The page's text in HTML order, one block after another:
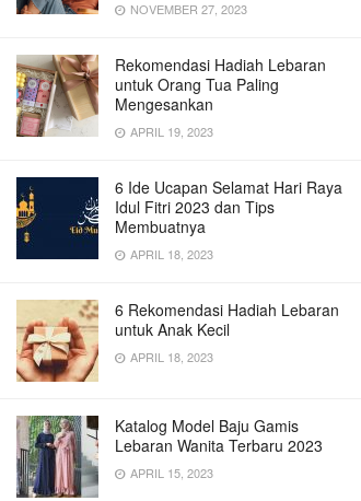
NOVEMBER 27, 2023
Rekomendasi Hadiah Lebaran
untuk Orang Tua Paling
Mengesankan
APRIL 19, 2023
6 Ide Ucapan Selamat Hari Raya
Idul Fitri 2023 dan Tips
Membuatnya
APRIL 18, 2023
6 Rekomendasi Hadiah Lebaran
untuk Anak Kecil
APRIL 18, 2023
Katalog Model Baju Gamis
Lebaran Wanita Terbaru 2023
APRIL 15, 2023